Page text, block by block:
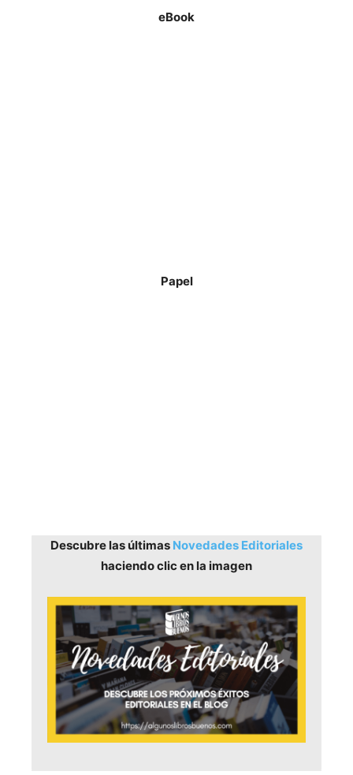
eBook
Papel
Descubre las últimas Novedades Editoriales
haciendo clic en la imagen